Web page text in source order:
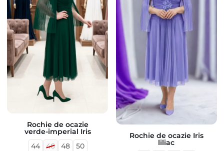
Rochie de ocazie
verde-imperial Iris
44
46 48 50
Rochie de ocazie Iris
liliac